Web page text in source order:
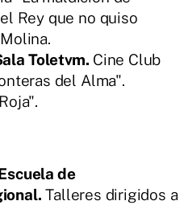
Rey que no quiso
Toletvm. Cine Club
del Alma".
de
Talleres dirigidos a